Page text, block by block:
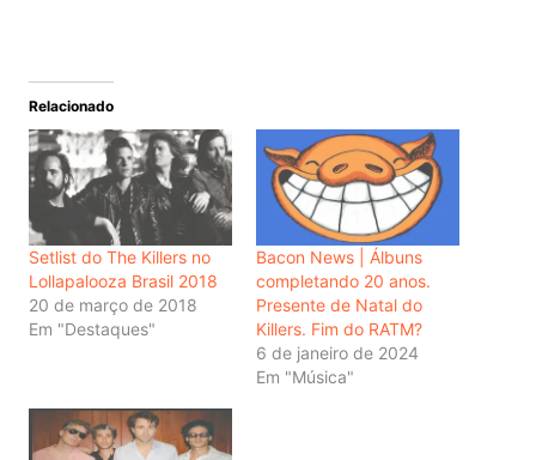
Relacionado
Setlist do The Killers no
Lollapalooza Brasil 2018
20 de março de 2018
Em "Destaques"
Bacon News | Álbuns
completando 20 anos.
Presente de Natal do
Killers. Fim do RATM?
6 de janeiro de 2024
Em "Música"